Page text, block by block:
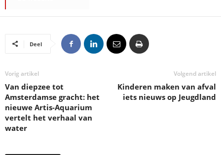
Deel
Vorig artikel
Van diepzee tot
Amsterdamse gracht: het
nieuwe Artis-Aquarium
vertelt het verhaal van
water
Volgend artikel
Kinderen maken van afval
iets nieuws op Jeugdland